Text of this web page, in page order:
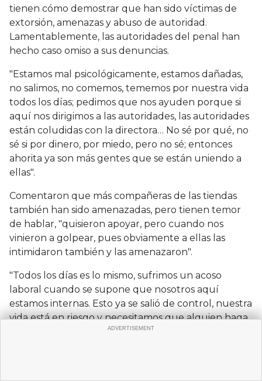
tienen cómo demostrar que han sido víctimas de
extorsión, amenazas y abuso de autoridad.
Lamentablemente, las autoridades del penal han
hecho caso omiso a sus denuncias.
"Estamos mal psicológicamente, estamos dañadas,
no salimos, no comemos, tememos por nuestra vida
todos los días; pedimos que nos ayuden porque si
aquí nos dirigimos a las autoridades, las autoridades
están coludidas con la directora… No sé por qué, no
sé si por dinero, por miedo, pero no sé; entonces
ahorita ya son más gentes que se están uniendo a
ellas".
Comentaron que más compañeras de las tiendas
también han sido amenazadas, pero tienen temor
de hablar, "quisieron apoyar, pero cuando nos
vinieron a golpear, pues obviamente a ellas las
intimidaron también y las amenazaron".
"Todos los días es lo mismo, sufrimos un acoso
laboral cuando se supone que nosotros aquí
estamos internas. Esto ya se salió de control, nuestra
vida está en riesgo y necesitamos que alguien haga
algo inmediatamente".